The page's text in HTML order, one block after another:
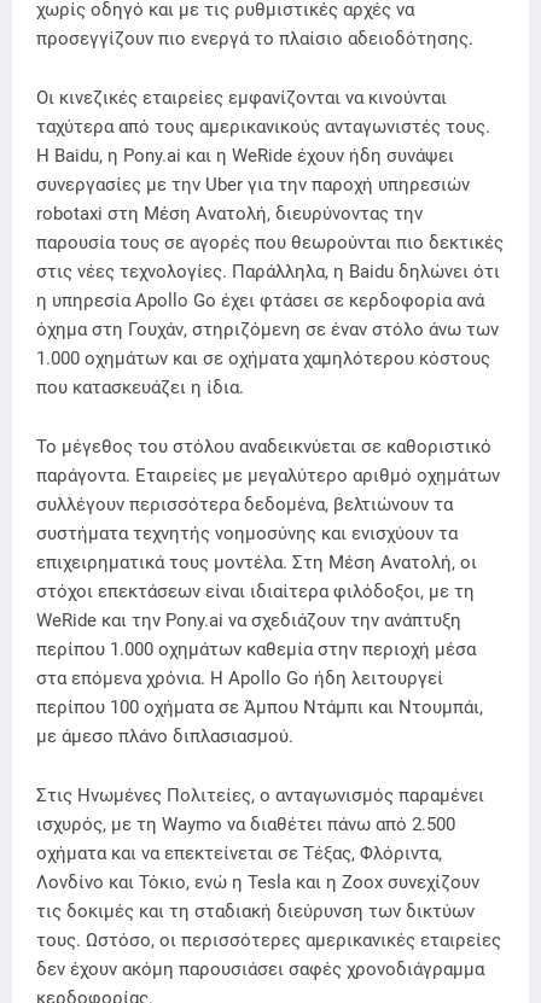
χωρίς οδηγό και με τις ρυθμιστικές αρχές να
προσεγγίζουν πιο ενεργά το πλαίσιο αδειοδότησης.
Οι κινεζικές εταιρείες εμφανίζονται να κινούνται
ταχύτερα από τους αμερικανικούς ανταγωνιστές τους.
Η Baidu, η Pony.ai και η WeRide έχουν ήδη συνάψει
συνεργασίες με την Uber για την παροχή υπηρεσιών
robotaxi στη Μέση Ανατολή, διευρύνοντας την
παρουσία τους σε αγορές που θεωρούνται πιο δεκτικές
στις νέες τεχνολογίες. Παράλληλα, η Baidu δηλώνει ότι
η υπηρεσία Apollo Go έχει φτάσει σε κερδοφορία ανά
όχημα στη Γουχάν, στηριζόμενη σε έναν στόλο άνω των
1.000 οχημάτων και σε οχήματα χαμηλότερου κόστους
που κατασκευάζει η ίδια.
Το μέγεθος του στόλου αναδεικνύεται σε καθοριστικό
παράγοντα. Εταιρείες με μεγαλύτερο αριθμό οχημάτων
συλλέγουν περισσότερα δεδομένα, βελτιώνουν τα
συστήματα τεχνητής νοημοσύνης και ενισχύουν τα
επιχειρηματικά τους μοντέλα. Στη Μέση Ανατολή, οι
στόχοι επεκτάσεων είναι ιδιαίτερα φιλόδοξοι, με τη
WeRide και την Pony.ai να σχεδιάζουν την ανάπτυξη
περίπου 1.000 οχημάτων καθεμία στην περιοχή μέσα
στα επόμενα χρόνια. Η Apollo Go ήδη λειτουργεί
περίπου 100 οχήματα σε Άμπου Ντάμπι και Ντουμπάι,
με άμεσο πλάνο διπλασιασμού.
Στις Ηνωμένες Πολιτείες, ο ανταγωνισμός παραμένει
ισχυρός, με τη Waymo να διαθέτει πάνω από 2.500
οχήματα και να επεκτείνεται σε Τέξας, Φλόριντα,
Λονδίνο και Τόκιο, ενώ η Tesla και η Zoox συνεχίζουν
τις δοκιμές και τη σταδιακή διεύρυνση των δικτύων
τους. Ωστόσο, οι περισσότερες αμερικανικές εταιρείες
δεν έχουν ακόμη παρουσιάσει σαφές χρονοδιάγραμμα
κερδοφορίας.